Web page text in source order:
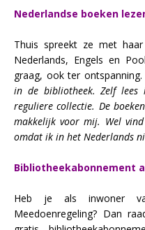
Nederlandse boeken
Thuis spreekt ze met
Nederlands, Engels en
graag, ook ter ontspanning.
in de bibliotheek. Zelf lees
reguliere collectie. De
makkelijk voor mij. Wel
omdat ik in het Nederlands
Bibliotheekabonnement
Heb je als inwoner
Meedoenregeling? Dan